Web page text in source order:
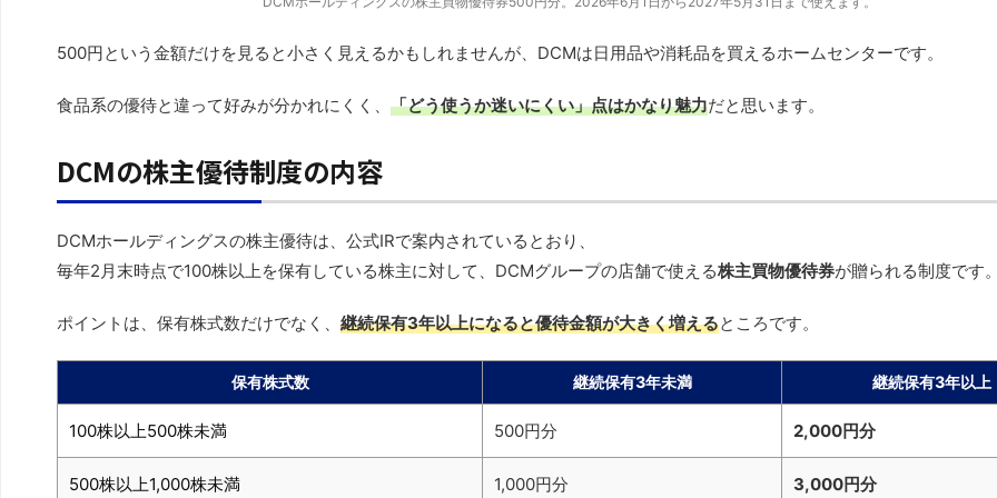
500円という金額だけを見ると小さく見えるかもしれませんが、DCMは日用品や消耗品を買えるホームセンターです。
食品系の優待と違って好みが分かれにくく、 「どう使うか迷いにくい」点はかなり魅力だと思います。
DCMの株主優待制度の内容
DCMホールディングスの株主優待は、公式IRで案内されているとおり、
毎年2月末時点で100株以上を保有している株主に対して、DCMグループの店舗で使える株主買物優待券が贈られる制度です
ポイントは、保有株式数だけでなく、 継続保有3年以上になると優待金額が大きく増えるところです。
保有株式数 継続保有3年未満 継続保有3年以上
100株以上500株未満 500円分 2,000円分
500株以上1,000株未満 1,000円分 3,000円分